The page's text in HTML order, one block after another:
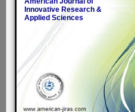
Innovative Research &
Applied Sciences